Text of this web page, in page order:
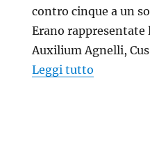
contro cinque a un
Erano
Auxilium Agnelli,
Leggi tutto